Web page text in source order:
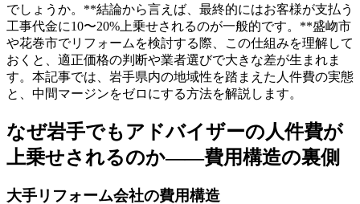
でしょうか。**結論から言えば、最終的にはお客様が支払う
工事代金に10〜20%上乗せされるのが一般的です。**盛岉市
や花巻市でリフォームを検討する際、この仕組みを理解して
おくと、適正価格の判断や業者選びで大きな差が生まれま
す。本記事では、岩手県内の地域性を踏まえた人件費の実態
と、中間マージンをゼロにする方法を解説します。
なぜ岩手でもアドバイザーの人件費が
上乗せされるのか――費用構造の裏側
大手リフォーム会社の費用構造